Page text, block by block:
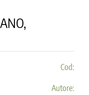
Cod:
Autore: